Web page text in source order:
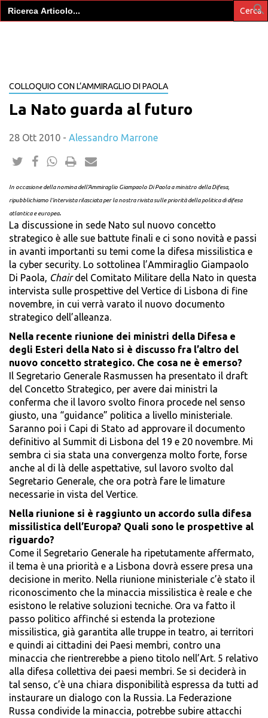
Search
for:
COLLOQUIO CON L’AMMIRAGLIO DI PAOLA
La Nato guarda al futuro
28 Ott 2010 - Alessandro Marrone
In occasione della nomina dell’Ammiraglio Giampaolo Di Paola a ministro della Difesa,
ripubblichiamo l’intervista rilasciata per la nostra rivista sulle priorità della politica di difesa
atlantica e europea.
La discussione in sede Nato sul nuovo concetto
strategico è alle sue battute finali e ci sono novità e passi
in avanti importanti su temi come la difesa missilistica e
la cyber security. Lo sottolinea l’Ammiraglio Giampaolo
Di Paola, Chairdel Comitato Militare della Nato in questa
intervista sulle prospettive del Vertice di Lisbona di fine
novembre, in cui verrà varato il nuovo documento
strategico dell’alleanza.
Nella recente riunione dei ministri della Difesa e
degli Esteri della Nato si è discusso fra l’altro del
nuovo concetto strategico. Che cosa ne è emerso?
Il Segretario Generale Rasmussen ha presentato il draft
del Concetto Strategico, per avere dai ministri la
conferma che il lavoro svolto finora procede nel senso
giusto, una “guidance” politica a livello ministeriale.
Saranno poi i Capi di Stato ad approvare il documento
definitivo al Summit di Lisbona del 19 e 20 novembre. Mi
sembra ci sia stata una convergenza molto forte, forse
anche al di là delle aspettative, sul lavoro svolto dal
Segretario Generale, che ora potrà fare le limature
necessarie in vista del Vertice.
Nella riunione si è raggiunto un accordo sulla difesa
missilistica dell’Europa? Quali sono le prospettive al
riguardo?
Come il Segretario Generale ha ripetutamente affermato,
il tema è una priorità e a Lisbona dovrà essere presa una
decisione in merito. Nella riunione ministeriale c’è stato il
riconoscimento che la minaccia missilistica è reale e che
esistono le relative soluzioni tecniche. Ora va fatto il
passo politico affinché si estenda la protezione
missilistica, già garantita alle truppe in teatro, ai territori
e quindi ai cittadini dei Paesi membri, contro una
minaccia che rientrerebbe a pieno titolo nell’Art. 5 relativo
alla difesa collettiva dei paesi membri. Se si deciderà in
tal senso, c’è una chiara disponibilità espressa da tutti ad
instaurare un dialogo con la Russia. La Federazione
Russa condivide la minaccia, potrebbe subire attacchi